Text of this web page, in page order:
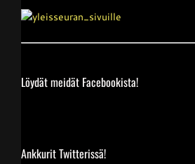
Löydät meidät Facebookista!
Ankkurit Twitterissä!